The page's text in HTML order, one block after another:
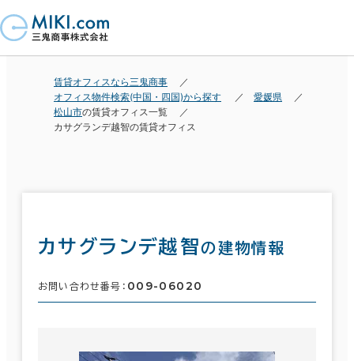
賃貸オフィスなら三鬼商事
オフィス物件検索(中国・四国)から探す
愛媛県
松山市の賃貸オフィス一覧
カサグランデ越智の賃貸オフィス
カサグランデ越智の建物情報
お問い合わせ番号： 009-06020